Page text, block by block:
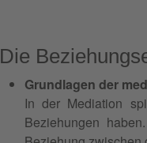
Die
Grundlagen der
In der Mediation
Beziehungen